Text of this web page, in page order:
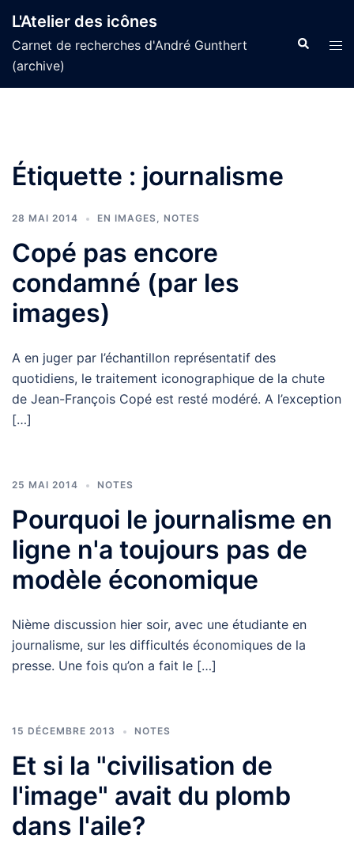
au
contenu
L'Atelier des icônes
Carnet de recherches d'André Gunthert
(archive)
Étiquette : journalisme
28 MAI 2014 EN IMAGES, NOTES
Copé pas encore
condamné (par les
images)
A en juger par l’échantillon représentatif des
quotidiens, le traitement iconographique de la chute
de Jean-François Copé est resté modéré. A l’exception
[…]
25 MAI 2014 NOTES
Pourquoi le journalisme en
ligne n'a toujours pas de
modèle économique
Nième discussion hier soir, avec une étudiante en
journalisme, sur les difficultés économiques de la
presse. Une fois qu’on a fait le […]
15 DÉCEMBRE 2013 NOTES
Et si la "civilisation de
l'image" avait du plomb
dans l'aile?